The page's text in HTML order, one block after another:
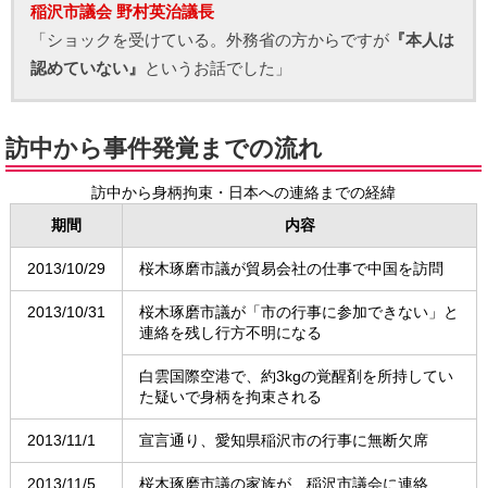
稲沢市議会 野村英治議長
「ショックを受けている。外務省の方からですが『本人は
認めていない』 というお話でした」
訪中から事件発覚までの流れ
訪中から身柄拘束・日本への連絡までの経緯
期間
内容
2013/10/29 桜木琢磨市議が貿易会社の仕事で中国を訪問
2013/10/31
桜木琢磨市議が「市の行事に参加できない」と
連絡を残し行方不明になる
白雲国際空港で、約3kgの覚醒剤を所持してい
た疑いで身柄を拘束される
2013/11/1 宣言通り、愛知県稲沢市の行事に無断欠席
2013/11/5 桜木琢磨市議の家族が、稲沢市議会に連絡